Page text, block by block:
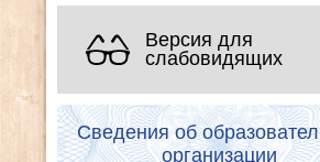
Версия для
слабовидящих
Сведения об
организации